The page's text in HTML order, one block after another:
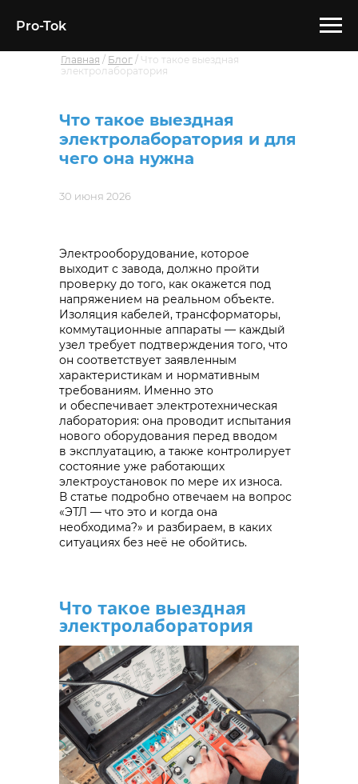
Pro-Tok
Главная / Блог / Что такое выездная
электролаборатория
30 июня 2026
Что такое выездная
Что такое выездная
электролаборатория и для
чего она нужна
Электрооборудование, которое
выходит с завода, должно пройти
проверку до того, как окажется под
напряжением на реальном объекте.
Изоляция кабелей, трансформаторы,
коммутационные аппараты — каждый
узел требует подтверждения того, что
он соответствует заявленным
характеристикам и нормативным
требованиям. Именно это
и обеспечивает электротехническая
лаборатория: она проводит испытания
нового оборудования перед вводом
в эксплуатацию, а также контролирует
состояние уже работающих
электроустановок по мере их износа.
В статье подробно отвечаем на вопрос
«ЭТЛ — что это и когда она
необходима?» и разбираем, в каких
ситуациях без неё не обойтись.
Что такое выездная
электролаборатория